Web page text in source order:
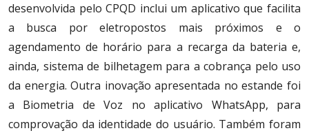
desenvolvida pelo CPQD inclui um aplicativo que facilita
a busca por eletropostos mais próximos e o
agendamento de horário para a recarga da bateria e,
ainda, sistema de bilhetagem para a cobrança pelo uso
da energia. Outra inovação apresentada no estande foi
a Biometria de Voz no aplicativo WhatsApp, para
comprovação da identidade do usuário. Também foram